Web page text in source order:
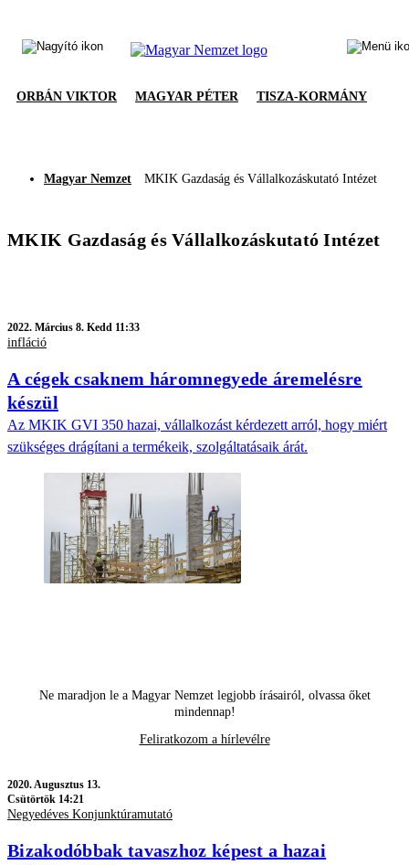
ORBÁN VIKTOR MAGYAR PÉTER TISZA-KORMÁNY
Magyar Nemzet MKIK Gazdaság és Vállalkozáskutató Intézet
MKIK Gazdaság és Vállalkozáskutató Intézet
2022. Március 8. Kedd 11:33
infláció
A cégek csaknem háromnegyede áremelésre
készül
Az MKIK GVI 350 hazai, vállalkozást kérdezett arról, hogy miért
szükséges drágítani a termékeik, szolgáltatásaik árát.
Ne maradjon le a Magyar Nemzet legjobb írásairól, olvassa őket
mindennap!
Feliratkozom a hírlevélre
2020.Augusztus 13.
Csütörtök 14:21
Negyedéves Konjunktúramutató
Bizakodóbbak tavaszhoz képest a hazai